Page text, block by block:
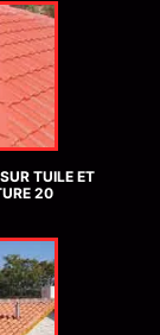
TUILE ET
20